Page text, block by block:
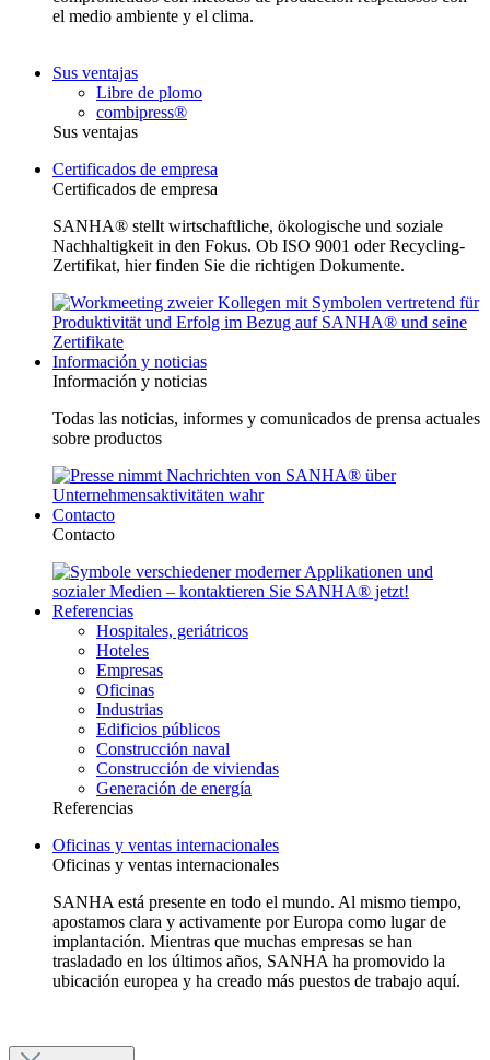
el medio ambiente y el clima.
Sus ventajas
Libre de plomo
combipress®
Sus ventajas
Certificados de empresa
Certificados de empresa
SANHA® stellt wirtschaftliche, ökologische und soziale
Nachhaltigkeit in den Fokus. Ob ISO 9001 oder Recycling-
Zertifikat, hier finden Sie die richtigen Dokumente.
Información y noticias
Información y noticias
Todas las noticias, informes y comunicados de prensa actuales
sobre productos
Contacto
Contacto
Referencias
Hospitales, geriátricos
Hoteles
Empresas
Oficinas
Industrias
Edificios públicos
Construcción naval
Construcción de viviendas
Generación de energía
Referencias
Oficinas y ventas internacionales
Oficinas y ventas internacionales
SANHA está presente en todo el mundo. Al mismo tiempo,
apostamos clara y activamente por Europa como lugar de
implantación. Mientras que muchas empresas se han
trasladado en los últimos años, SANHA ha promovido la
ubicación europea y ha creado más puestos de trabajo aquí.